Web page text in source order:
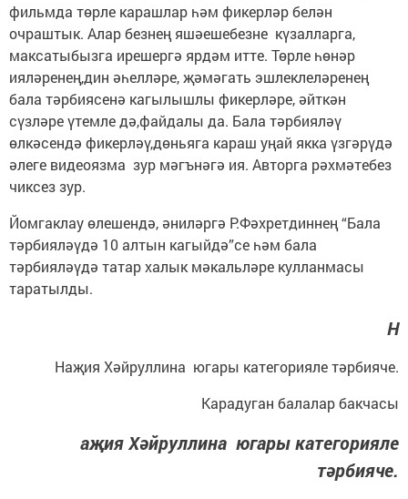
фильмда төрле карашлар һәм фикерләр белән
очраштык. Алар безнең яшәешебезне күзалларга,
максатыбызга ирешергә ярдәм итте. Төрле һөнәр
ияләренең,дин әһелләре, җәмәгать эшлеклеләренең
бала тәрбиясенә кагылышлы фикерләре, әйткән
сүзләре үтемле дә,файдалы да. Бала тәрбияләү
өлкәсендә фикерләү,дөньяга караш уңай якка үзгәрүдә
әлеге видеоязма зур мәгънәгә ия. Авторга рәхмәтебез
чиксез зур.
Йомгаклау өлешендә, әниләргә Р.Фәхретдиннең “Бала
тәрбияләүдә 10 алтын кагыйдә”се һәм бала
тәрбияләүдә татар халык мәкальләре кулланмасы
таратылды.
Н
Наҗия Хәйруллина югары категорияле тәрбияче.
Карадуган балалар бакчасы
аҗия Хәйруллина югары категорияле
тәрбияче.